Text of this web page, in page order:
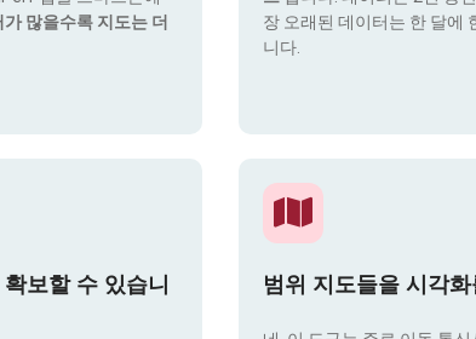
많을수록 지도는 더
장 오래된 데이터는 한 달에
니다.
보할 수 있습니
범위 지도들을 시각